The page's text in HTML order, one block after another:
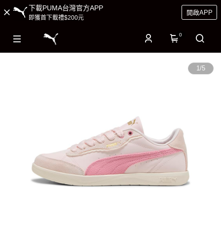
下載PUMA台灣官方APP
即獲首下載禮$200元
開啟APP
0
1/5